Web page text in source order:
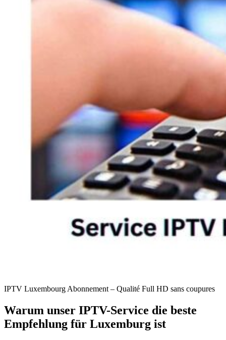
IPTV Luxembourg Abonnement – Qualité Full HD sans coupures
Warum unser IPTV-Service die beste
Empfehlung für Luxemburg ist